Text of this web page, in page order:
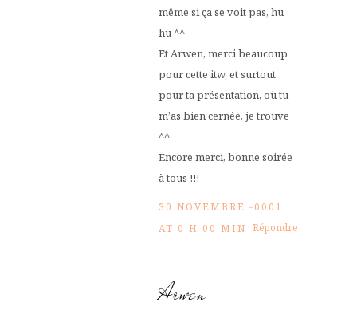
même si ça se voit pas, hu
hu ^^
Et Arwen, merci beaucoup
pour cette itw, et surtout
pour ta présentation, où tu
m’as bien cernée, je trouve
^^
Encore merci, bonne soirée
à tous !!!
30 NOVEMBRE -0001
AT 0 H 00 MIN Répondre
Arwen